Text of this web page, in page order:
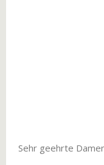
Sehr geehrte